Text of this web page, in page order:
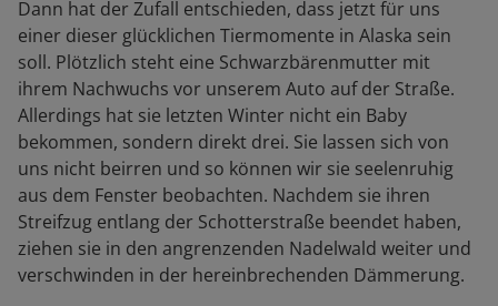
Dann hat der Zufall entschieden, dass jetzt für uns
einer dieser glücklichen Tiermomente in Alaska sein
soll. Plötzlich steht eine Schwarzbärenmutter mit
ihrem Nachwuchs vor unserem Auto auf der Straße.
Allerdings hat sie letzten Winter nicht ein Baby
bekommen, sondern direkt drei. Sie lassen sich von
uns nicht beirren und so können wir sie seelenruhig
aus dem Fenster beobachten. Nachdem sie ihren
Streifzug entlang der Schotterstraße beendet haben,
ziehen sie in den angrenzenden Nadelwald weiter und
verschwinden in der hereinbrechenden Dämmerung.